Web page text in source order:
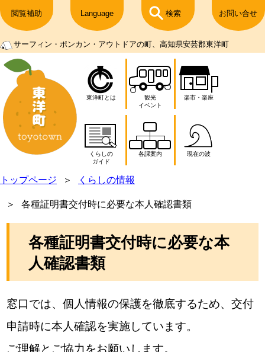
閲覧補助 Language 検索 お問い合せ
サーフィン・ポンカン・アウトドアの町、高知県安芸郡東洋町
東洋町とは
観光
イベント
楽市・楽座
くらしの
ガイド
各課案内 現在の波
トップページ くらしの情報
各種証明書交付時に必要な本人確認書類
各種証明書交付時に必要な本
人確認書類
窓口では、個人情報の保護を徹底するため、交付
申請時に本人確認を実施しています。
ご理解とご協力をお願いします。